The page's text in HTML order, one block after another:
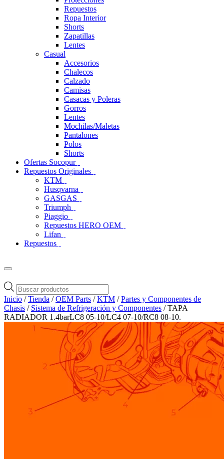
Repuestos
Ropa Interior
Shorts
Zapatillas
Lentes
Casual
Accesorios
Chalecos
Calzado
Camisas
Casacas y Poleras
Gorros
Lentes
Mochilas/Maletas
Pantalones
Polos
Shorts
Ofertas Socopur
Repuestos Originales
KTM
Husqvarna
GASGAS
Triumph
Piaggio
Repuestos HERO OEM
Lifan
Repuestos
Búsqueda
de
productos
Inicio /Tienda /OEM Parts /KTM /Partes y Componentes de
Chasis / Sistema de Refrigeración y Componentes / TAPA
RADIADOR 1.4barLC8 05-10/LC4 07-10/RC8 08-10.